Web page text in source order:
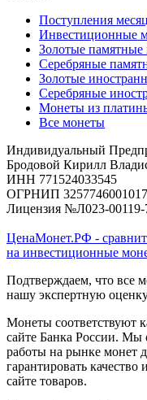
Поступления
Инвестиционные
Золотые
Серебряные
Золотые
Серебряные
Монеты из
Все монеты
Индивидуальный
Бродовой Кирилл
ИНН 771524033545
ОГРНИП
Лицензия №Л023-00119-
ЦенаМонет.РФ -
на инвестиционные
Подтверждаем, что все
нашу экспертную
Монеты соответствуют
сайте Банка России. Мы
работы на рынке монет
гарантировать
сайте товаров.